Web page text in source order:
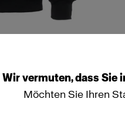
Wirvermuten,dass Sie
Möchten Sie Ihren